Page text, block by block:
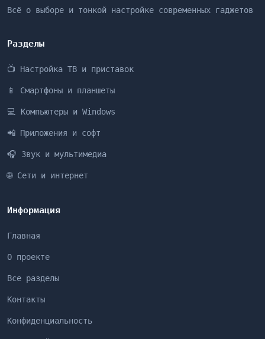
Всё о выборе и тонкой настройке современных гаджетов
Разделы
📺 Настройка ТВ и приставок
📱 Смартфоны и планшеты
💻 Компьютеры и Windows
📲 Приложения и софт
🎧 Звук и мультимедиа
🌐 Сети и интернет
Информация
Главная
О проекте
Все разделы
Контакты
Конфиденциальность